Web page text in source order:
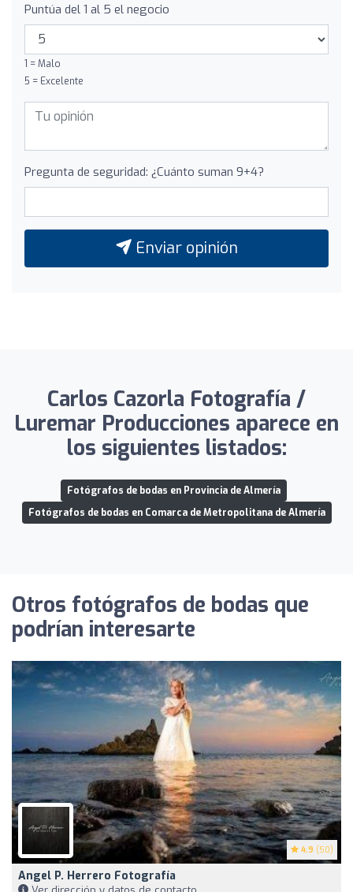
Puntúa del 1 al 5 el negocio
1 = Malo
5 = Excelente
Pregunta de seguridad: ¿Cuánto suman 9+4?
Enviar opinión
Carlos Cazorla Fotografía /
Luremar Producciones aparece en
los siguientes listados:
Fotógrafos de bodas en Provincia de Almería
Fotógrafos de bodas en Comarca de Metropolitana de Almería
Otros fotógrafos de bodas que
podrían interesarte
4.9 (50)
Angel P. Herrero Fotografía